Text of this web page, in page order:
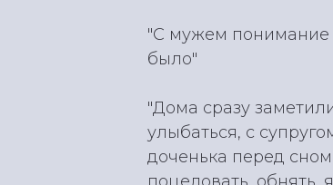
"С мужем понимание
было"
"Дома сразу
улыбаться, с
доченька перед